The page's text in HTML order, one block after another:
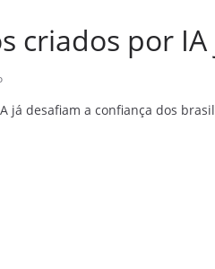
criados por
já desafiam a confiança dos